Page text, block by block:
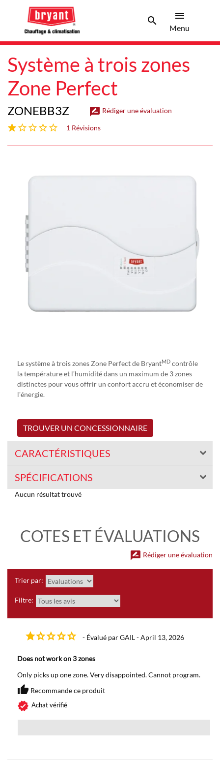
searchSearch
menu
Menu
Système à trois zones
Zone Perfect
ZONEBB3Z rate_review Rédiger une évaluation
1 étoiles sur 51 Révisions
Le système à trois zones Zone Perfect de BryantMD contrôle
la température et lʼhumidité dans un maximum de 3 zones
distinctes pour vous offrir un confort accru et économiser de
lʼénergie.
TROUVER UN CONCESSIONNAIRE
CARACTÉRISTIQUES
SPÉCIFICATIONS
Aucun résultat trouvé
COTES ET ÉVALUATIONS
rate_review Rédiger une évaluation
Trier par:
Filtre:
- Évalué par GAIL - April 13, 2026
Does not work on 3 zones
Only picks up one zone. Very disappointed. Cannot program.
thumb_upRecommande ce produit
Recommande ce produit
verified Achat vérifié